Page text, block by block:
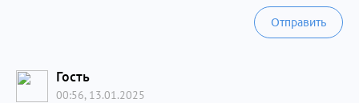
Отправить
Гость
00:56, 13.01.2025